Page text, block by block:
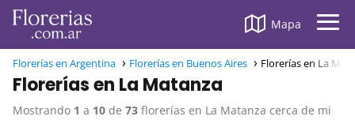
Mapa
Florerías en Argentina Florerías en Buenos Aires Florerías en La
Florerías en La Matanza
Mostrando 1 a 10 de 73 florerías en La Matanza cerca de mi